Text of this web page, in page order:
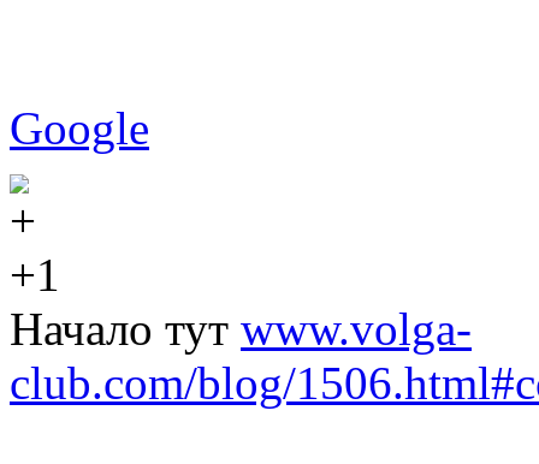
Google
+1
Начало тут www.volga-
club.com/blog/